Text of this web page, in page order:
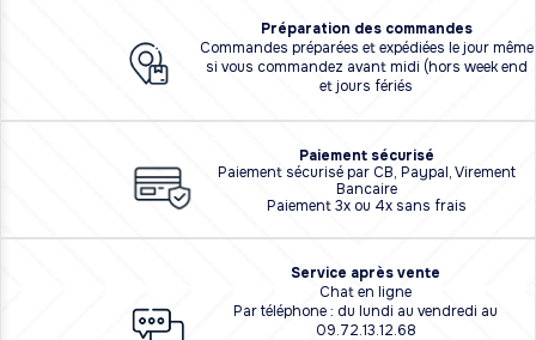
Préparation des commandes
Commandes préparées et expédiées le jour même
si vous commandez avant midi (hors week end
et jours fériés
Paiement sécurisé
Paiement sécurisé par CB, Paypal, Virement
Bancaire
Paiement 3x ou 4x sans frais
Service après vente
Chat en ligne
Par téléphone : du lundi au vendredi au
09.72.13.12.68